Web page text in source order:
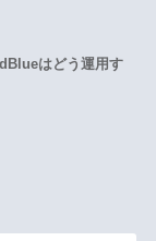
はどう運用す